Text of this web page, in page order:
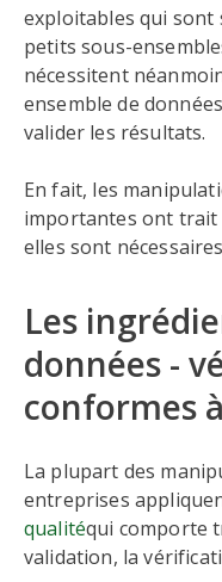
exploitables qui sont
petits sous-
nécessitent
ensemble de
valider les résultats.
En fait, les
importantes ont trait
elles sont
Les
données -
conformes
La plupart des
entreprises
qualitéqui comporte
validation, la